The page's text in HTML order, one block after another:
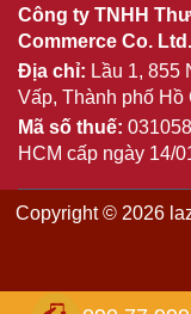
Công ty TNHH
Commerce Co.
Địa chỉ: Lầu 1, 855
Vấp, Thành phố Hồ
Mã số thuế:
HCM cấp ngày 14/
Copyright © 2026